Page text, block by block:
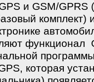
и GSM/GPRS
комплект)
функционал
которая